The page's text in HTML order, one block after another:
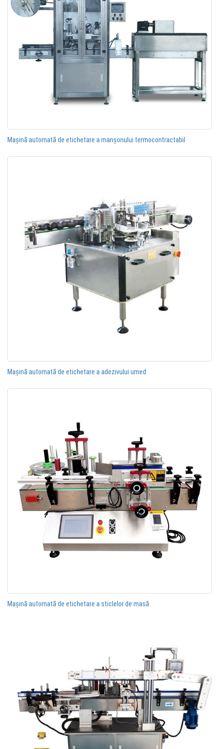
Mașină automată de etichetare a manșonului termocontractabil
Mașină automată de etichetare a adezivului umed
Mașină automată de etichetare a sticlelor de masă